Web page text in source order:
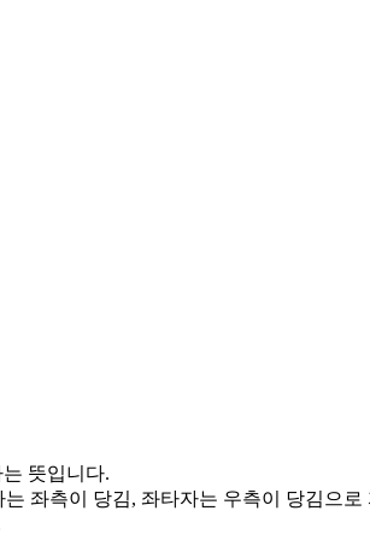
뜻입니다.
좌측이 당김, 좌타자는 우측이 당김으로